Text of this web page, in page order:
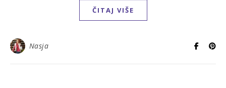
ČITAJ VIŠE
Nasja